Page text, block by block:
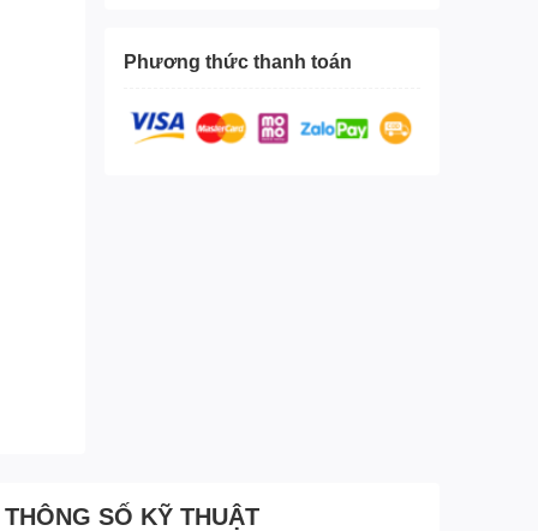
Phương thức thanh toán
THÔNG SỐ KỸ THUẬT